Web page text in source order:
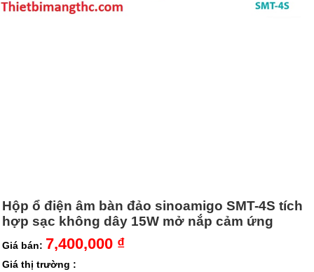
Hộp ổ điện âm bàn đảo sinoamigo SMT-4S tích
hợp sạc không dây 15W mở nắp cảm ứng
Giá bán: 7,400,000 ₫
Giá thị trường :